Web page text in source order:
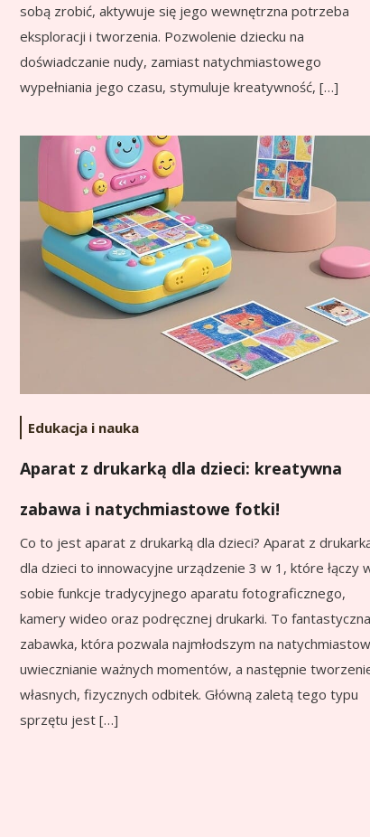
sobą zrobić, aktywuje się jego wewnętrzna potrzeba
eksploracji i tworzenia. Pozwolenie dziecku na
doświadczanie nudy, zamiast natychmiastowego
wypełniania jego czasu, stymuluje kreatywność, […]
Edukacja i nauka
Aparat z drukarką dla dzieci: kreatywna
zabawa i natychmiastowe fotki!
Co to jest aparat z drukarką dla dzieci? Aparat z
dla dzieci to innowacyjne urządzenie 3 w 1, które łączy
sobie funkcje tradycyjnego aparatu fotograficznego,
kamery wideo oraz podręcznej drukarki. To fantastyczna
zabawka, która pozwala najmłodszym na
uwiecznianie ważnych momentów, a następnie
własnych, fizycznych odbitek. Główną zaletą tego typu
sprzętu jest […]